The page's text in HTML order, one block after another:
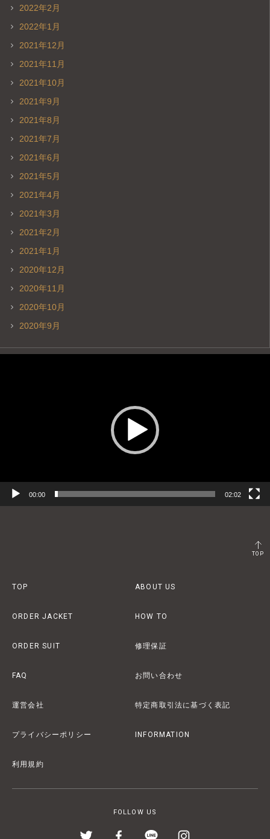
2022年2月
2022年1月
2021年12月
2021年11月
2021年10月
2021年9月
2021年8月
2021年7月
2021年6月
2021年5月
2021年4月
2021年3月
2021年2月
2021年1月
2020年12月
2020年11月
2020年10月
2020年9月
00:00 02:02
TOP
TOP ABOUT US
ORDER JACKET HOW TO
ORDER SUIT 修理保証
FAQ お問い合わせ
運営会社 特定商取引法に基づく表記
プライバシーポリシー INFORMATION
利用規約
FOLLOW US